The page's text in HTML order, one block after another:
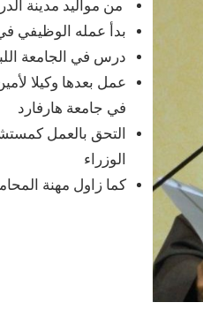
من مواليد مدينة
بدأ عمله الوظيفي في
درس في الجامعة
عمل بعدها وكيلا
في جامعة هارفارد
التحق بالعمل
الوزراء
كما زاول مهنة